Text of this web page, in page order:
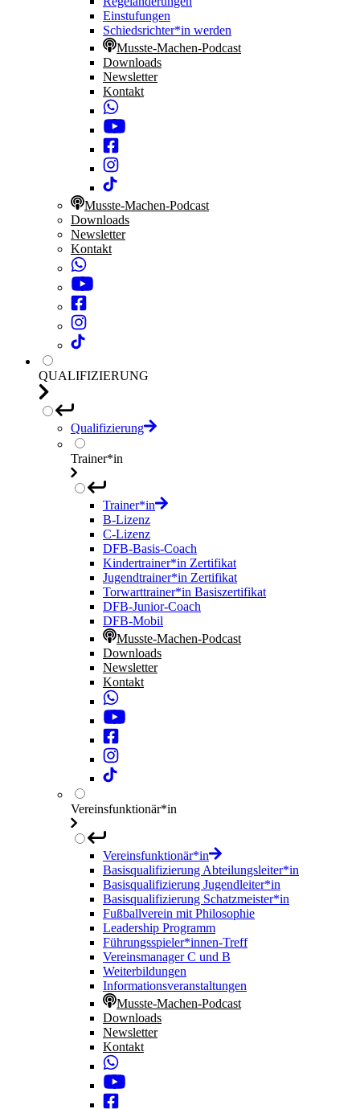
Einstufungen
Schiedsrichter*in werden
Musste-Machen-Podcast
Downloads
Newsletter
Kontakt
Musste-Machen-Podcast
Downloads
Newsletter
Kontakt
QUALIFIZIERUNG
Qualifizierung
Trainer*in
Trainer*in
B-Lizenz
C-Lizenz
DFB-Basis-Coach
Kindertrainer*in Zertifikat
Jugendtrainer*in Zertifikat
Torwarttrainer*in Basiszertifikat
DFB-Junior-Coach
DFB-Mobil
Musste-Machen-Podcast
Downloads
Newsletter
Kontakt
Vereinsfunktionär*in
Vereinsfunktionär*in
Basisqualifizierung Abteilungsleiter*in
Basisqualifizierung Jugendleiter*in
Basisqualifizierung Schatzmeister*in
Fußballverein mit Philosophie
Leadership Programm
Führungsspieler*innen-Treff
Vereinsmanager C und B
Weiterbildungen
Informationsveranstaltungen
Musste-Machen-Podcast
Downloads
Newsletter
Kontakt